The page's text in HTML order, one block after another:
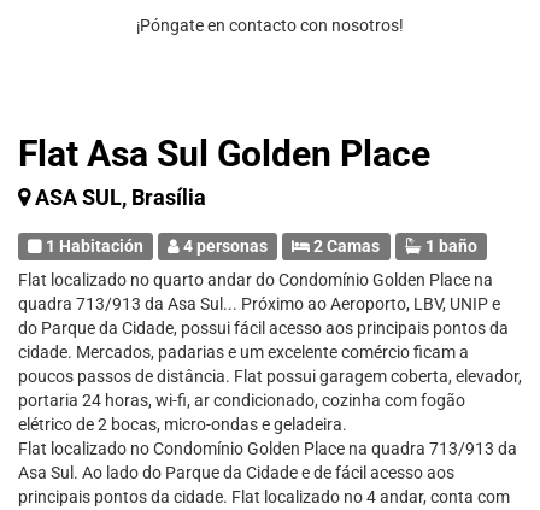
Flat Asa Sul Golden Place
ASA SUL, Brasília
1 Habitación 4 personas 2 Camas
1 baño
Flat localizado no quarto andar do Condomínio Golden Place na
quadra 713/913 da Asa Sul... Próximo ao Aeroporto, LBV, UNIP e
do Parque da Cidade, possui fácil acesso aos principais pontos da
cidade. Mercados, padarias e um excelente comércio ficam a
poucos passos de distância. Flat possui garagem coberta, elevador,
portaria 24 horas, wi-fi, ar condicionado, cozinha com fogão
elétrico de 2 bocas, micro-ondas e geladeira.
Flat localizado no Condomínio Golden Place na quadra 713/913 da
Asa Sul. Ao lado do Parque da Cidade e de fácil acesso aos
principais pontos da cidade. Flat localizado no 4 andar, conta com
¡Póngate en contacto con nosotros!